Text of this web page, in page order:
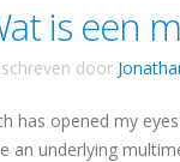
is een
door
has opened my
an underlying